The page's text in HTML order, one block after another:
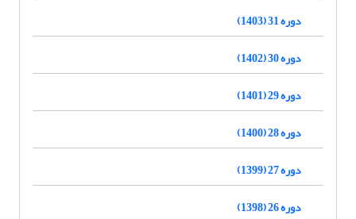
دوره 31 (1403)
دوره 30 (1402)
دوره 29 (1401)
دوره 28 (1400)
دوره 27 (1399)
دوره 26 (1398)